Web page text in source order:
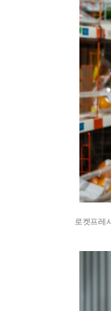
로켓프레